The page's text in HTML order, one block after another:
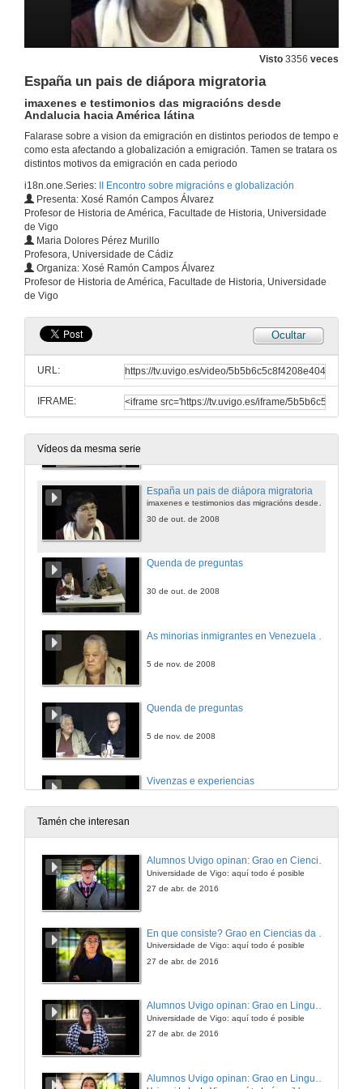
Visto 3356 veces
España un pais de diápora migratoria
imaxenes e testimonios das migracións desde
Andalucia hacia América látina
Falarase sobre a vision da emigración en distintos periodos de tempo e
como esta afectando a globalización a emigración. Tamen se tratara os
distintos motivos da emigración en cada periodo
i18n.one.Series:
II Encontro sobre migracións e globalización
Presenta: Xosé Ramón Campos Álvarez
Profesor de Historia de América, Facultade de Historia, Universidade
de Vigo
Maria Dolores Pérez Murillo
Profesora, Universidade de Cádiz
Organiza: Xosé Ramón Campos Álvarez
Profesor de Historia de América, Facultade de Historia, Universidade
de Vigo
Ocultar
URL:
IFRAME:
Vídeos da mesma serie
23 de out. de 2008
En principio emigraron as ideas ..
29 de out. de 2008
29 de out. de 2008
unha mirada desde a intrahistoria
Quenda de preguntas
Migracións en Colombia
enfasis nos indixenas
30 de out. de 2008
Quenda de preguntas
España un pais de diápora migratoria
imaxenes e testimonios das migracións desde Andalucia hacia América látina
30 de out. de 2008
Quenda de preguntas
30 de out. de 2008
5 de nov. de 2008
Quenda de preguntas
5 de nov. de 2008
Vivenzas e experiencias
5 de nov. de 2008
vozes literarias extendidas e hermanadas
Tamén che interesan
Alumnos Uvigo opinan: Grao en Ciencias da Linguaxe e Estudos Literarios
Universidade de Vigo: aquí todo é posible
27 de abr. de 2016
Universidade de Vigo: aquí todo é posible
27 de abr. de 2016
Alumnos Uvigo opinan: Grao en Linguas Estranxeiras
Universidade de Vigo: aquí todo é posible
27 de abr. de 2016